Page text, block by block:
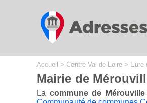
Accueil > Centre-Val de Loire >
Mairie de
La commune de Mérouville